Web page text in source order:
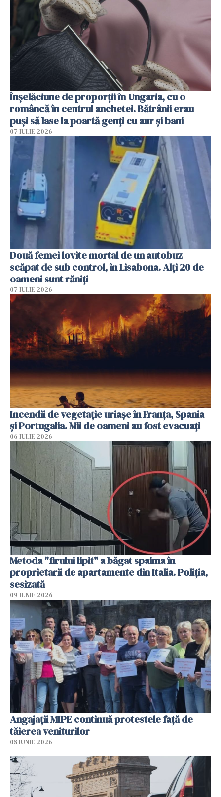
Înșelăciune de proporții în Ungaria, cu o
româncă în centrul anchetei. Bătrânii erau
puși să lase la poartă genți cu aur și bani
07 IULIE 2026
Două femei lovite mortal de un autobuz
scăpat de sub control, în Lisabona. Alți 20 de
oameni sunt răniți
07 IULIE 2026
Incendii de vegetație uriașe în Franța, Spania
și Portugalia. Mii de oameni au fost evacuați
06 IULIE 2026
Metoda "firului lipit" a băgat spaima în
proprietarii de apartamente din Italia. Poliția,
sesizată
09 IUNIE 2026
Angajaţii MIPE continuă protestele faţă de
tăierea veniturilor
08 IUNIE 2026